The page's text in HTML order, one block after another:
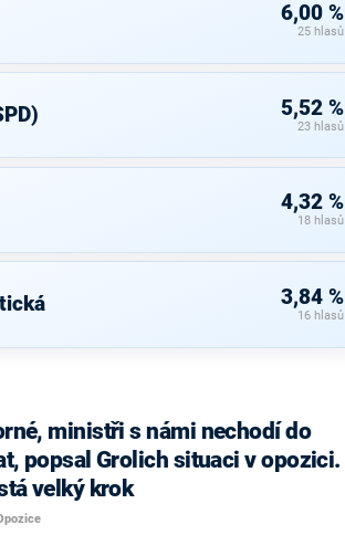
6,00 %
25 hlasů
5,52 %
23 hlasů
4,32 %
18 hlasů
3,84 %
16 hlasů
ministři s námi nechodí do
popsal Grolich situaci v opozici.
velký krok